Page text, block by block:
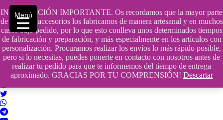
INFORMACIÓN IMPORTANTE. Os recordamos que la mayor parte
de nuestros accesorios los fabricamos de manera artesanal y en muchos
casos bajo pedido, por lo que esto conlleva unos determinados tiempos
de fabricación y preparación, y más especialmente en los artículos con
personalización. Procuramos realizar los envíos lo más rápido posible,
pero si lo necesitas, puedes ponerte en contacto con nosotros antes de
realizar tu pedido para que te informemos del tiempo de entrega
aproximado. GRACIAS POR TU COMPRENSIÓN! Descartar
Saltar
contenido
609241475 SOLO DE 10:00 a 14:00
info@hobbyaescala.com
San Fernando de Henares
10:00 - 14:00
Menú